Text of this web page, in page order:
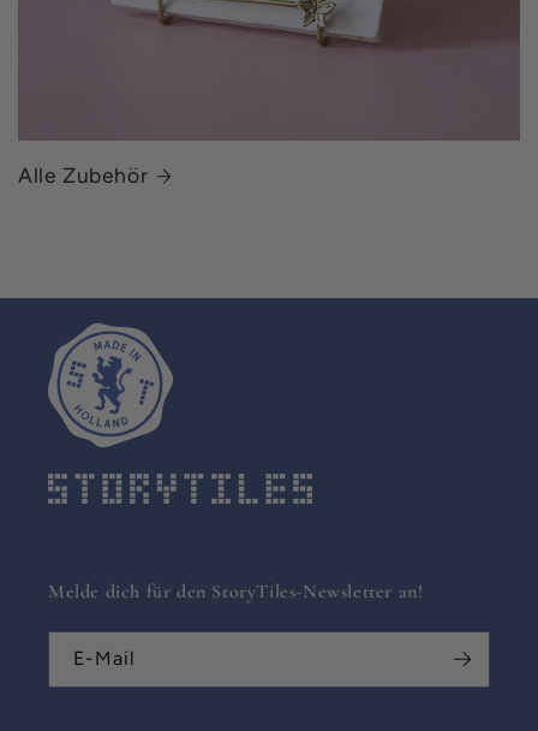
Alle Zubehör
Melde dich für den StoryTiles-Newsletter an!
E-Mail